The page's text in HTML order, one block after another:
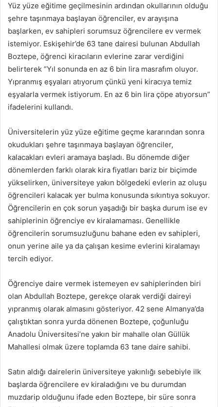
Yüz yüze eğitime geçilmesinin ardından okullarının olduğu
şehre taşınmaya başlayan öğrenciler, ev arayışına
başlarken, ev sahipleri sorumsuz öğrencilere ev vermek
istemiyor. Eskişehir’de 63 tane dairesi bulunan Abdullah
Boztepe, öğrenci kiracıların evlerine zarar verdiğini
belirterek “Yıl sonunda en az 6 bin lira masrafım oluyor.
Yıpranmış eşyaları atıyorum çünkü yeni kiracıya temiz
eşyalarla vermek istiyorum. En az 6 bin lira çöpe atıyorsun”
ifadelerini kullandı.
Üniversitelerin yüz yüze eğitime geçme kararından sonra
okudukları şehre taşınmaya başlayan öğrenciler,
kalacakları evleri aramaya başladı. Bu dönemde diğer
dönemlerden farklı olarak kira fiyatları bariz bir biçimde
yükselirken, üniversiteye yakın bölgedeki evlerin az oluşu
öğrencileri kalacak yer bulma konusunda sıkıntıya sokuyor.
Öğrencilerin en çok sorun yaşadığı bir başka durum ise ev
sahiplerinin öğrenciye ev kiralamaması. Genellikle
öğrencilerin sorumsuzluğunu bahane eden ev sahipleri,
onun yerine aile ya da çalışan kesime evlerini kiralamayı
tercih ediyor.
Öğrenciye daire vermek istemeyen ev sahiplerinden biri
olan Abdullah Boztepe, gerekçe olarak verdiği daireyi
yıpranmış olarak almasını gösteriyor. 42 sene Almanya’da
çalıştıktan sonra yurda dönenen Boztepe, çoğunluğu
Anadolu Üniversitesi’ne yakın bir mahalle olan Güllük
Mahallesi olmak üzere toplamda 63 tane daire sahibi.
Satın aldığı dairelerin üniversiteye yakınlığı sebebiyle ilk
başlarda öğrencilere ev kiraladığını ve bu durumdan
muzdarip olduğunu ifade eden Boztepe, bir süre sonra